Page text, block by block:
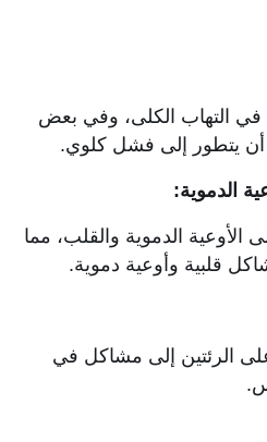
التهاب الكلى، وفي بعض
أن يتطور إلى فشل كلوي.
الدموية:
الدموية والقلب، مما
قلبية وأوعية دموية.
على الرئتين إلى مشاكل في